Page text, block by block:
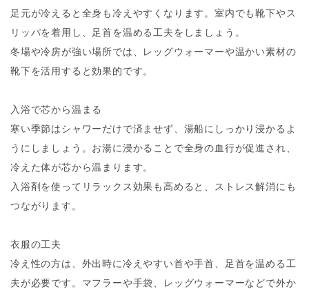
足元が冷えると全身も冷えやすくなります。室内でも靴下やス
リッパを着用し、足首を温める工夫をしましょう。
冬場や冷房が強い場所では、レッグウォーマーや温かい素材の
靴下を活用すると効果的です。
入浴で芯から温まる
寒い季節はシャワーだけで済ませず、湯船にしっかり浸かるよ
うにしましょう。お湯に浸かることで全身の血行が促進され、
冷えた体が芯から温まります。
入浴剤を使ってリラックス効果も高めると、ストレス解消にも
つながります。
衣服の工夫
冷え性の方は、外出時に冷えやすい首や手首、足首を温める工
夫が必要です。マフラーや手袋、レッグウォーマーなどで外か